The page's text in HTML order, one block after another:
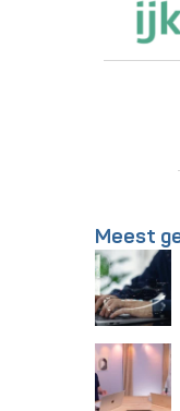
Meest